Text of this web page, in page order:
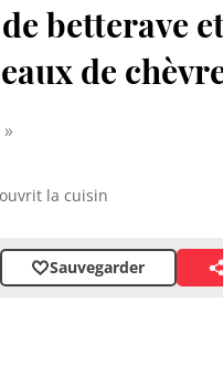
betterave
de
la cuisin
Sauvegarder